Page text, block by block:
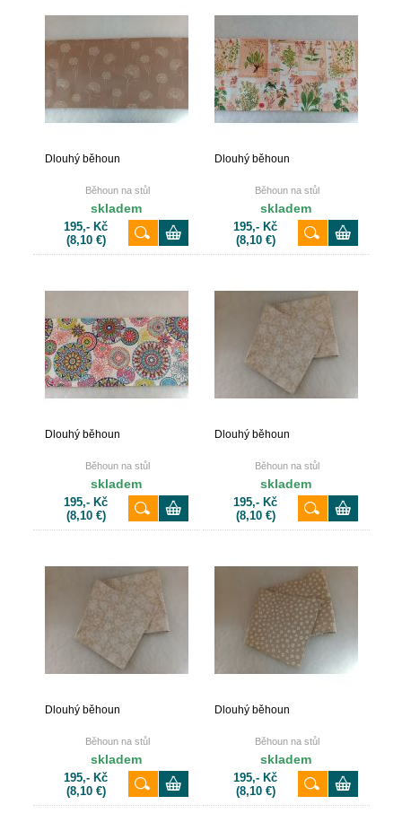
Dlouhý běhoun
Běhoun na stůl
skladem
195,- Kč
(8,10 €)
Dlouhý běhoun
Běhoun na stůl
skladem
195,- Kč
(8,10 €)
Dlouhý běhoun
Běhoun na stůl
skladem
195,- Kč
(8,10 €)
Dlouhý běhoun
Běhoun na stůl
skladem
195,- Kč
(8,10 €)
Dlouhý běhoun
Běhoun na stůl
skladem
195,- Kč
(8,10 €)
Dlouhý běhoun
Běhoun na stůl
skladem
195,- Kč
(8,10 €)